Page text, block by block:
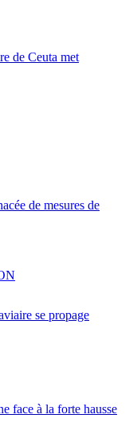
de Ceuta met
de mesures de
se propage
face à la forte hausse